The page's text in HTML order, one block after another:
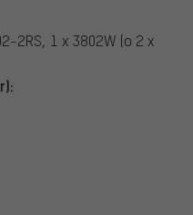
2RS, 1 x 3802W (o 2 x